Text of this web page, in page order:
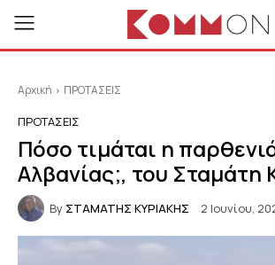
Αρχική ΠΡΟΤΑΣΕΙΣ
ΠΡΟΤΑΣΕΙΣ
Πόσο τιμάται η
Αλβανίας;, του Σταμάτη
By ΣΤΑΜΑΤΗΣ ΚΥΡΙΑΚΗΣ 2 Ιουνίου,